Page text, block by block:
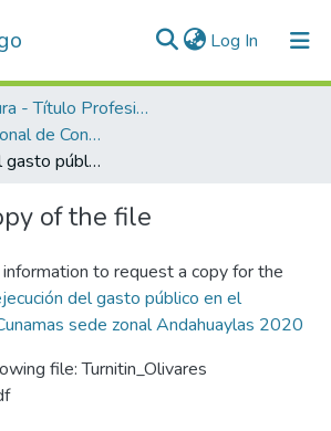
Log In (current)
Licenciatura - Título Profesional
Escuela Profesional de Contabilidad
La ejecución del gasto público en el programa nacional Cunamas sede zonal Andahuaylas 2020
of the file
to request a copy for the
del gasto público en el
sede zonal Andahuaylas 2020
file: Turnitin_Olivares